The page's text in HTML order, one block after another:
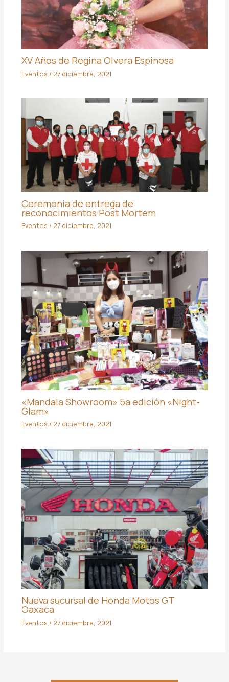
XV Años de Regina Olvera Espinosa
Eventos / 27 diciembre, 2021
Ceremonia de entrega de
reconocimientos Post Mortem
Eventos / 27 diciembre, 2021
«Mandala Showroom» 5a edición «Night-
Glam»
Eventos / 27 diciembre, 2021
Nueva sucursal de Honda Motos GT
Oaxaca
Eventos / 27 diciembre, 2021